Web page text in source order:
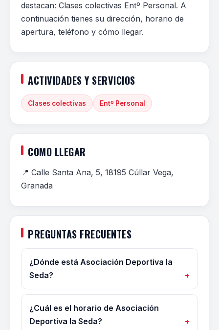
destacan: Clases colectivas Entº Personal. A
continuación tienes su dirección, horario de
apertura, teléfono y cómo llegar.
ACTIVIDADES Y SERVICIOS
Clases colectivas Entº Personal
COMO LLEGAR
📍 Calle Santa Ana, 5, 18195 Cúllar Vega,
Granada
PREGUNTAS FRECUENTES
¿Dónde está Asociación Deportiva la
Seda?
¿Cuál es el horario de Asociación
Deportiva la Seda?